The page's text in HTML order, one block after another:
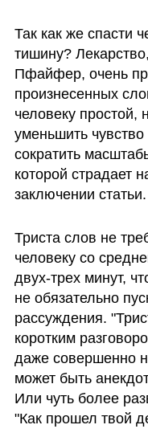
Так как же спасти
тишину?
Пфайфер, очень
произнесенных
человеку
уменьшить
сократить
которой страдает
заключении статьи.
Триста слов не
человеку со
двух-трех минут,
не обязательно
рассуждения.
коротким
даже совершенно
может быть
Или чуть более
"Как прошел твой